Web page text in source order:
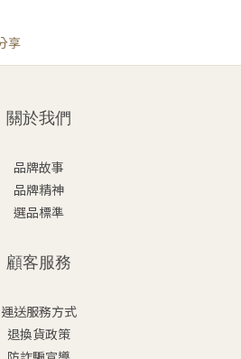
關於我們
品牌故事
品牌精神
選品標準
顧客服務
運送服務方式
退換貨政策